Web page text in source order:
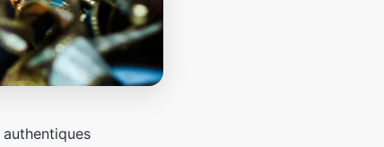
authentiques